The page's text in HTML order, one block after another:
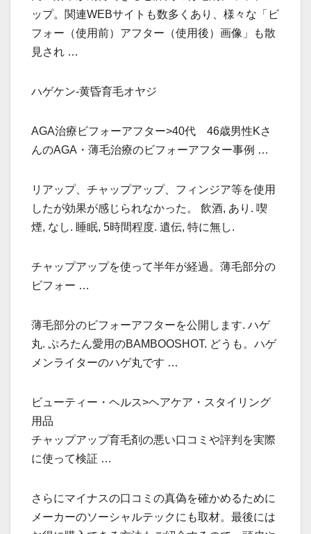
ップ。関連WEBサイトも数多くあり、様々な「ビ
フォー（使用前）アフター（使用後）画像」も散
見され …
ハゲケン-黄昏育毛オヤジ
AGA治療ビフォーアフター>40代 46歳男性Kさ
んのAGA・薄毛治療のビフォーアフター事例 …
リアップ、チャップアップ、フィンジア等を使用
したが効果が感じられなかった。 飲酒, あり. 喫
煙, なし. 睡眠, 5時間程度. 遺伝, 特に無し.
チャップアップを使って半年が経過。薄毛部分の
ビフォー …
薄毛部分のビフォーアフターを公開します. ハゲ
丸. ぷろたん愛用のBAMBOOSHOT. どうも。ハゲ
メンライターのハゲ丸です …
ビューティー・ヘルス>ヘアケア・スタイリング
用品
チャップアップ育毛剤の悪い口コミや評判を実際
に使って検証 …
さらにマイナスの口コミの真偽を確かめるために
メーカーのソーシャルテックにも取材。最後には